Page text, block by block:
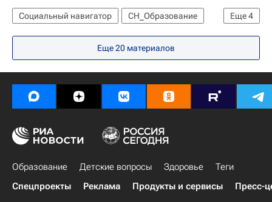
Еще4
Социальный навигатор
СН_Образование
Общество
Москва
Россия
Единый государственный экзамен (ЕГЭ)
Еще 20 материалов
Образование Детские вопросы Здоровье
Теги
Спецпроекты
Реклама Продукты и сервисы Пресс-